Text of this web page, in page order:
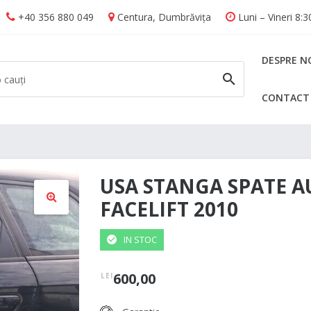
+40 356 880 049 Centura, Dumbrăvița Luni – Vineri
CAUTĂ
DESPRE
CONTACT
🔍
USA STANGA SPATE
FACELIFT 2010
IN STOC
LEI600,00